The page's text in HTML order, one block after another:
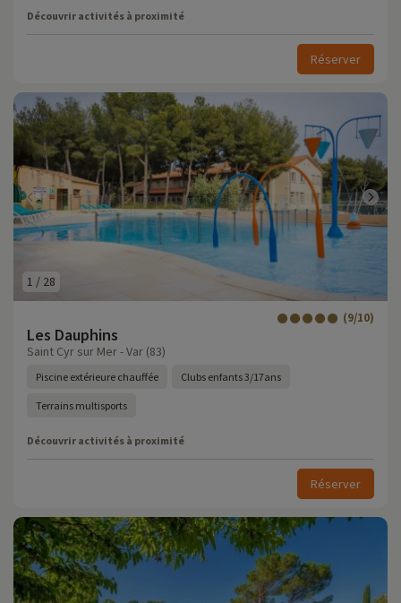
Découvrir activités à proximité
Réserver
1 / 28
Les Dauphins
(9/10)
Saint Cyr sur Mer - Var (83)
Piscine extérieure chauffée Clubs enfants 3/17ans
Terrains multisports
Découvrir activités à proximité
Réserver